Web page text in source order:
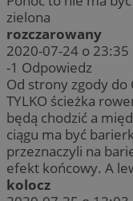
zielona
rozczarowany
2020-07-24 o 23:35
-1 Odpowiedz
Od strony zgody
TYLKO ścieżka
będą chodzić a
ciągu ma być
przeznaczyli na
efekt końcowy. A
kolocz